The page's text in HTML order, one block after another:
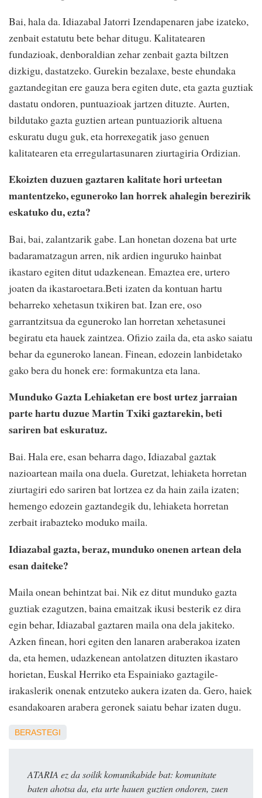
Bai, hala da. Idiazabal Jatorri Izendapenaren jabe izateko,
zenbait estatutu bete behar ditugu. Kalitatearen
fundazioak, denboraldian zehar zenbait gazta biltzen
dizkigu, dastatzeko. Gurekin bezalaxe, beste ehundaka
gaztandegitan ere gauza bera egiten dute, eta gazta guztiak
dastatu ondoren, puntuazioak jartzen dituzte. Aurten,
bildutako gazta guztien artean puntuaziorik altuena
eskuratu dugu guk, eta horrexegatik jaso genuen
kalitatearen eta erregulartasunaren ziurtagiria Ordizian.
Ekoizten duzuen gaztaren kalitate hori urteetan
mantentzeko, eguneroko lan horrek ahalegin berezirik
eskatuko du, ezta?
Bai, bai, zalantzarik gabe. Lan honetan dozena bat urte
badaramatzagun arren, nik ardien inguruko hainbat
ikastaro egiten ditut udazkenean. Emaztea ere, urtero
joaten da ikastaroetara.Beti izaten da kontuan hartu
beharreko xehetasun txikiren bat. Izan ere, oso
garrantzitsua da eguneroko lan horretan xehetasunei
begiratu eta hauek zaintzea. Ofizio zaila da, eta asko saiatu
behar da eguneroko lanean. Finean, edozein lanbidetako
gako bera du honek ere: formakuntza eta lana.
Munduko Gazta Lehiaketan ere bost urtez jarraian
parte hartu duzue Martin Txiki gaztarekin, beti
sariren bat eskuratuz.
Bai. Hala ere, esan beharra dago, Idiazabal gaztak
nazioartean maila ona duela. Guretzat, lehiaketa horretan
ziurtagiri edo sariren bat lortzea ez da hain zaila izaten;
hemengo edozein gaztandegik du, lehiaketa horretan
zerbait irabazteko moduko maila.
Idiazabal gazta, beraz, munduko onenen artean dela
esan daiteke?
Maila onean behintzat bai. Nik ez ditut munduko gazta
guztiak ezagutzen, baina emaitzak ikusi besterik ez dira
egin behar, Idiazabal gaztaren maila ona dela jakiteko.
Azken finean, hori egiten den lanaren araberakoa izaten
da, eta hemen, udazkenean antolatzen dituzten ikastaro
horietan, Euskal Herriko eta Espainiako gaztagile-
irakaslerik onenak entzuteko aukera izaten da. Gero, haiek
esandakoaren arabera geronek saiatu behar izaten dugu.
BERASTEGI
ATARIA ez da soilik komunikabide bat: komunitate
baten ahotsa da, eta urte hauen guztien ondoren, zuen